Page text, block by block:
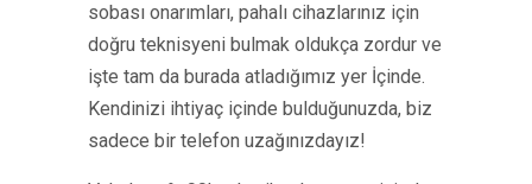
sobası onarımları, pahalı cihazlarınız için
doğru teknisyeni bulmak oldukça zordur ve
işte tam da burada atladığımız yer İçinde.
Kendinizi ihtiyaç içinde bulduğunuzda, biz
sadece bir telefon uzağınızdayız!